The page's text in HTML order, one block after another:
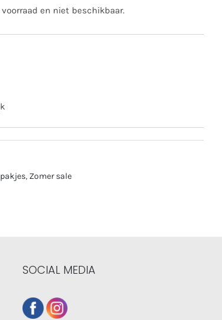
en niet beschikbaar.
, Zomer sale
SOCIAL MEDIA